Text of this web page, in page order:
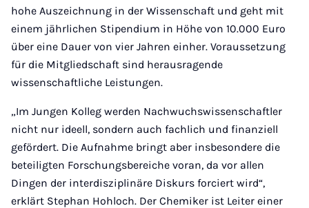
hohe Auszeichnung in der Wissenschaft und geht mit
einem jährlichen Stipendium in Höhe von 10.000 Euro
über eine Dauer von vier Jahren einher. Voraussetzung
für die Mitgliedschaft sind herausragende
wissenschaftliche Leistungen.
„Im Jungen Kolleg werden Nachwuchswissenschaftler
nicht nur ideell, sondern auch fachlich und finanziell
gefördert. Die Aufnahme bringt aber insbesondere die
beteiligten Forschungsbereiche voran, da vor allen
Dingen der interdisziplinäre Diskurs forciert wird“,
erklärt Stephan Hohloch. Der Chemiker ist Leiter einer